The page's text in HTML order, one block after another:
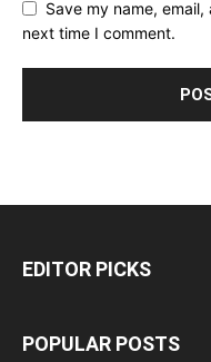
Save my name,
next time I comment.
EDITOR PICKS
POPULAR POSTS